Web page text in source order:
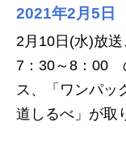
2021年2月5日
2月10日(水)放
7：30～8：00
ス、「ワンパ
道しるべ」が取